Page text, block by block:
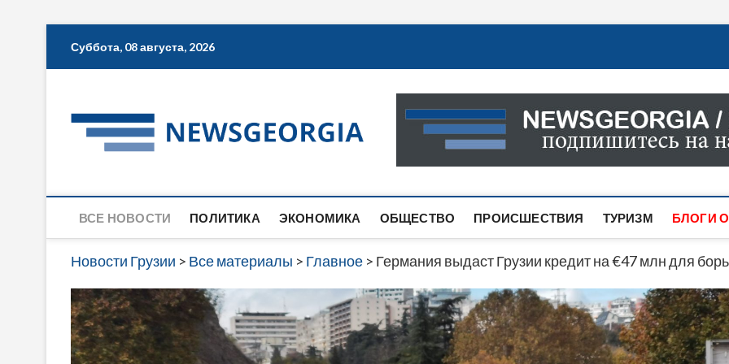
Суббота, 08 августа, 2026
Новости Грузии
САМАЯ АКТУАЛЬНАЯ ИНФОРМАЦИЯ О СОБЫТИЯХ
САЙТЕ ВЫ НАЙДЕТЕ НОВОСТИ ПОЛИТИКИ,
ВСЕ НОВОСТИ ПОЛИТИКА ЭКОНОМИКА ОБЩЕСТВО ПРОИСШЕСТВИЯ ТУРИЗМ БЛОГИ
Новости Грузии > Все материалы > Главное > Германия выдаст Грузии кредит на €47 млн для